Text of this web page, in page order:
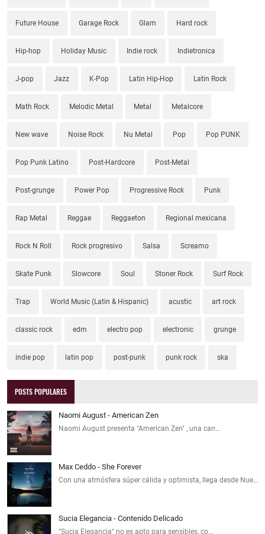
Future House Garage Rock Glam Hard rock
Hip-hop Holiday Music Indie rock Indietronica
J-pop Jazz K-Pop Latin Hip-Hop Latin Rock
Math Rock Melodic Metal Metal Metalcore
New wave Noise Rock Nu Metal Pop Pop PUNK
Pop Punk Latino Post-Hardcore Post-Metal
Post-grunge Power Pop Progressive Rock Punk
Rap Metal Reggae Reggaeton Regional mexicana
Rock N Roll Rock progresivo Salsa Screamo
Skate Punk Slowcore Soul Stoner Rock Surf Rock
Trap World Music (Latin & Hispanic) acustic art rock
classic rock edm electro pop electronic grunge
indie pop latin pop post-punk punk rock ska
POSTS POPULARES
Naomi August - American Zen
Naomi August presenta "American Zen" , una can…
Max Ceddo - She Forever
Con una atmósfera súper cálida y optimista, llega desde Nue…
Sucia Elegancia - Contenido Delicado
"Sucia Elegancia" no es apto para sensibles, co…